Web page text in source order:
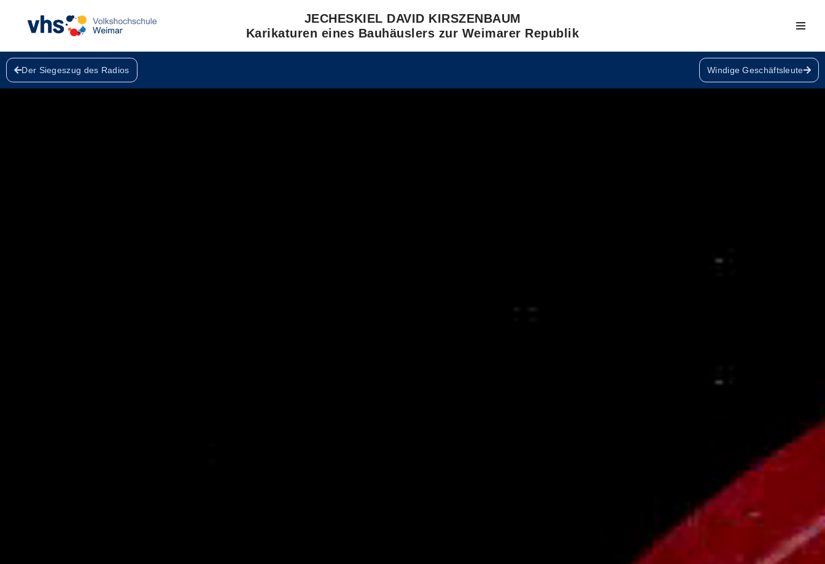
springen
JECHESKIEL DAVID KIRSZENBAUM
Karikaturen eines Bauhäuslers zur Weimarer Republik
Der Siegeszug des Radios Windige Geschäftsleute